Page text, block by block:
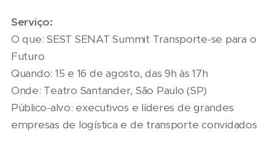
Serviço:
O que: SEST SENAT Summit Transporte-se para o
Futuro
Quando: 15 e 16 de agosto, das 9h às 17h
Onde: Teatro Santander, São Paulo (SP)
Público-alvo: executivos e líderes de grandes
empresas de logística e de transporte convidados